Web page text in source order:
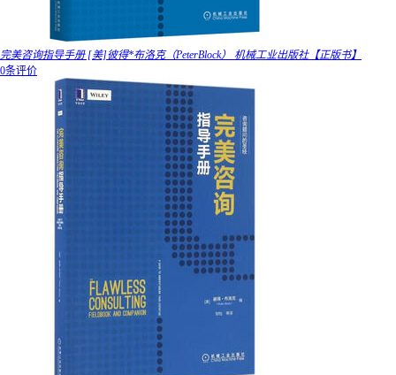
完美咨询指导手册 [美]彼得*布洛克（PeterBlock） 机械工业出版社【正版书】
0条评价